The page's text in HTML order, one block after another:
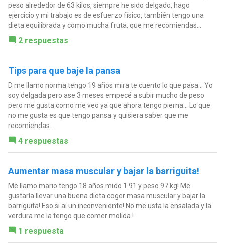
peso alrededor de 63 kilos, siempre he sido delgado, hago
ejercicio y mi trabajo es de esfuerzo físico, también tengo una
dieta equilibrada y como mucha fruta, que me recomiendas...
2 respuestas
Tips para que baje la pansa
D me llamo norma tengo 19 años mira te cuento lo que pasa... Yo
soy delgada pero ase 3 meses empecé a subir mucho de peso
pero me gusta como me veo ya que ahora tengo pierna... Lo que
no me gusta es que tengo pansa y quisiera saber que me
recomiendas...
4 respuestas
Aumentar masa muscular y bajar la barriguita!
Me llamo mario tengo 18 años mido 1.91 y peso 97 kg! Me
gustaría llevar una buena dieta coger masa muscular y bajar la
barriguita! Eso si ai un inconveniente! No me usta la ensalada y la
verdura me la tengo que comer molida !
1 respuesta